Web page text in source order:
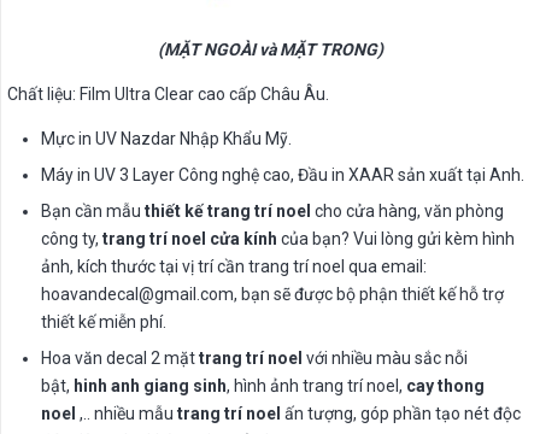
(MẶT NGOÀI và MẶT TRONG)
Chất liệu: Film Ultra Clear cao cấp Châu Âu.
Mực in UV Nazdar Nhập Khẩu Mỹ.
Máy in UV 3 Layer Công nghệ cao, Đầu in XAAR sản xuất tại Anh.
Bạn cần mẫu thiết kế trang trí noel cho cửa hàng, văn phòng
công ty, trang trí noel cửa kính của bạn? Vui lòng gửi kèm hình
ảnh, kích thước tại vị trí cần trang trí noel qua email:
hoavandecal@gmail.com, bạn sẽ được bộ phận thiết kế hỗ trợ
thiết kế miễn phí.
Hoa văn decal 2 mặttrang trí noel với nhiều màu sắc nỗi
bật, hinh anh giang sinh, hình ảnh trang trí noel, cay thong
noel ,.. nhiều mẫu trang trí noel ấn tượng, góp phần tạo nét độc